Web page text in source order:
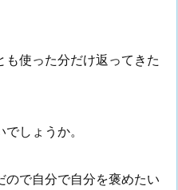
使った分だけ返ってきた
しょうか。
で自分で自分を褒めたい